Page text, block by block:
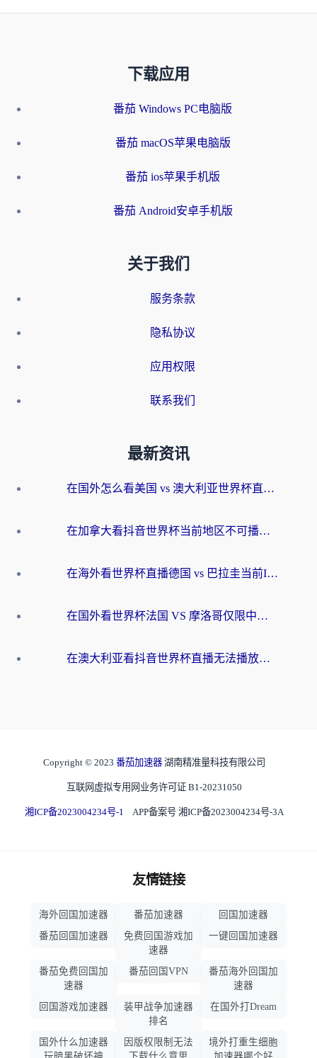
下载应用
番茄 Windows PC电脑版
番茄 macOS苹果电脑版
番茄 ios苹果手机版
番茄 Android安卓手机版
关于我们
服务条款
隐私协议
应用权限
联系我们
最新资讯
在国外怎么看美国 vs 澳大利亚世界杯直播？海外党必藏的中文解说观赛指南
在加拿大看抖音世界杯当前地区不可播放？海外党体育观赛终极指南
在海外看世界杯直播德国 vs 巴拉圭当前IP受限制？这篇指南帮你轻松解决地区限制
在国外看世界杯法国 VS 摩洛哥仅限中国大陆？别让地域限制拦下你的欢呼
在澳大利亚看抖音世界杯直播无法播放？海外党体育观赛终极指南来了！
Copyright © 2023 番茄加速器 湖南精准量科技有限公司
互联网虚拟专用网业务许可证 B1-20231050
湘ICP备2023004234号-1 APP备案号 湘ICP备2023004234号-3A
友情链接
海外回国加速器 番茄加速器
回国加速器
番茄回国加速器
免费回国游戏加
速器
一键回国加速器
番茄免费回国加
速器
番茄回国VPN
番茄海外回国加
速器
回国游戏加速器
装甲战争加速器
排名
在国外打Dream
国外什么加速器
因版权限制无法
境外打重生细胞